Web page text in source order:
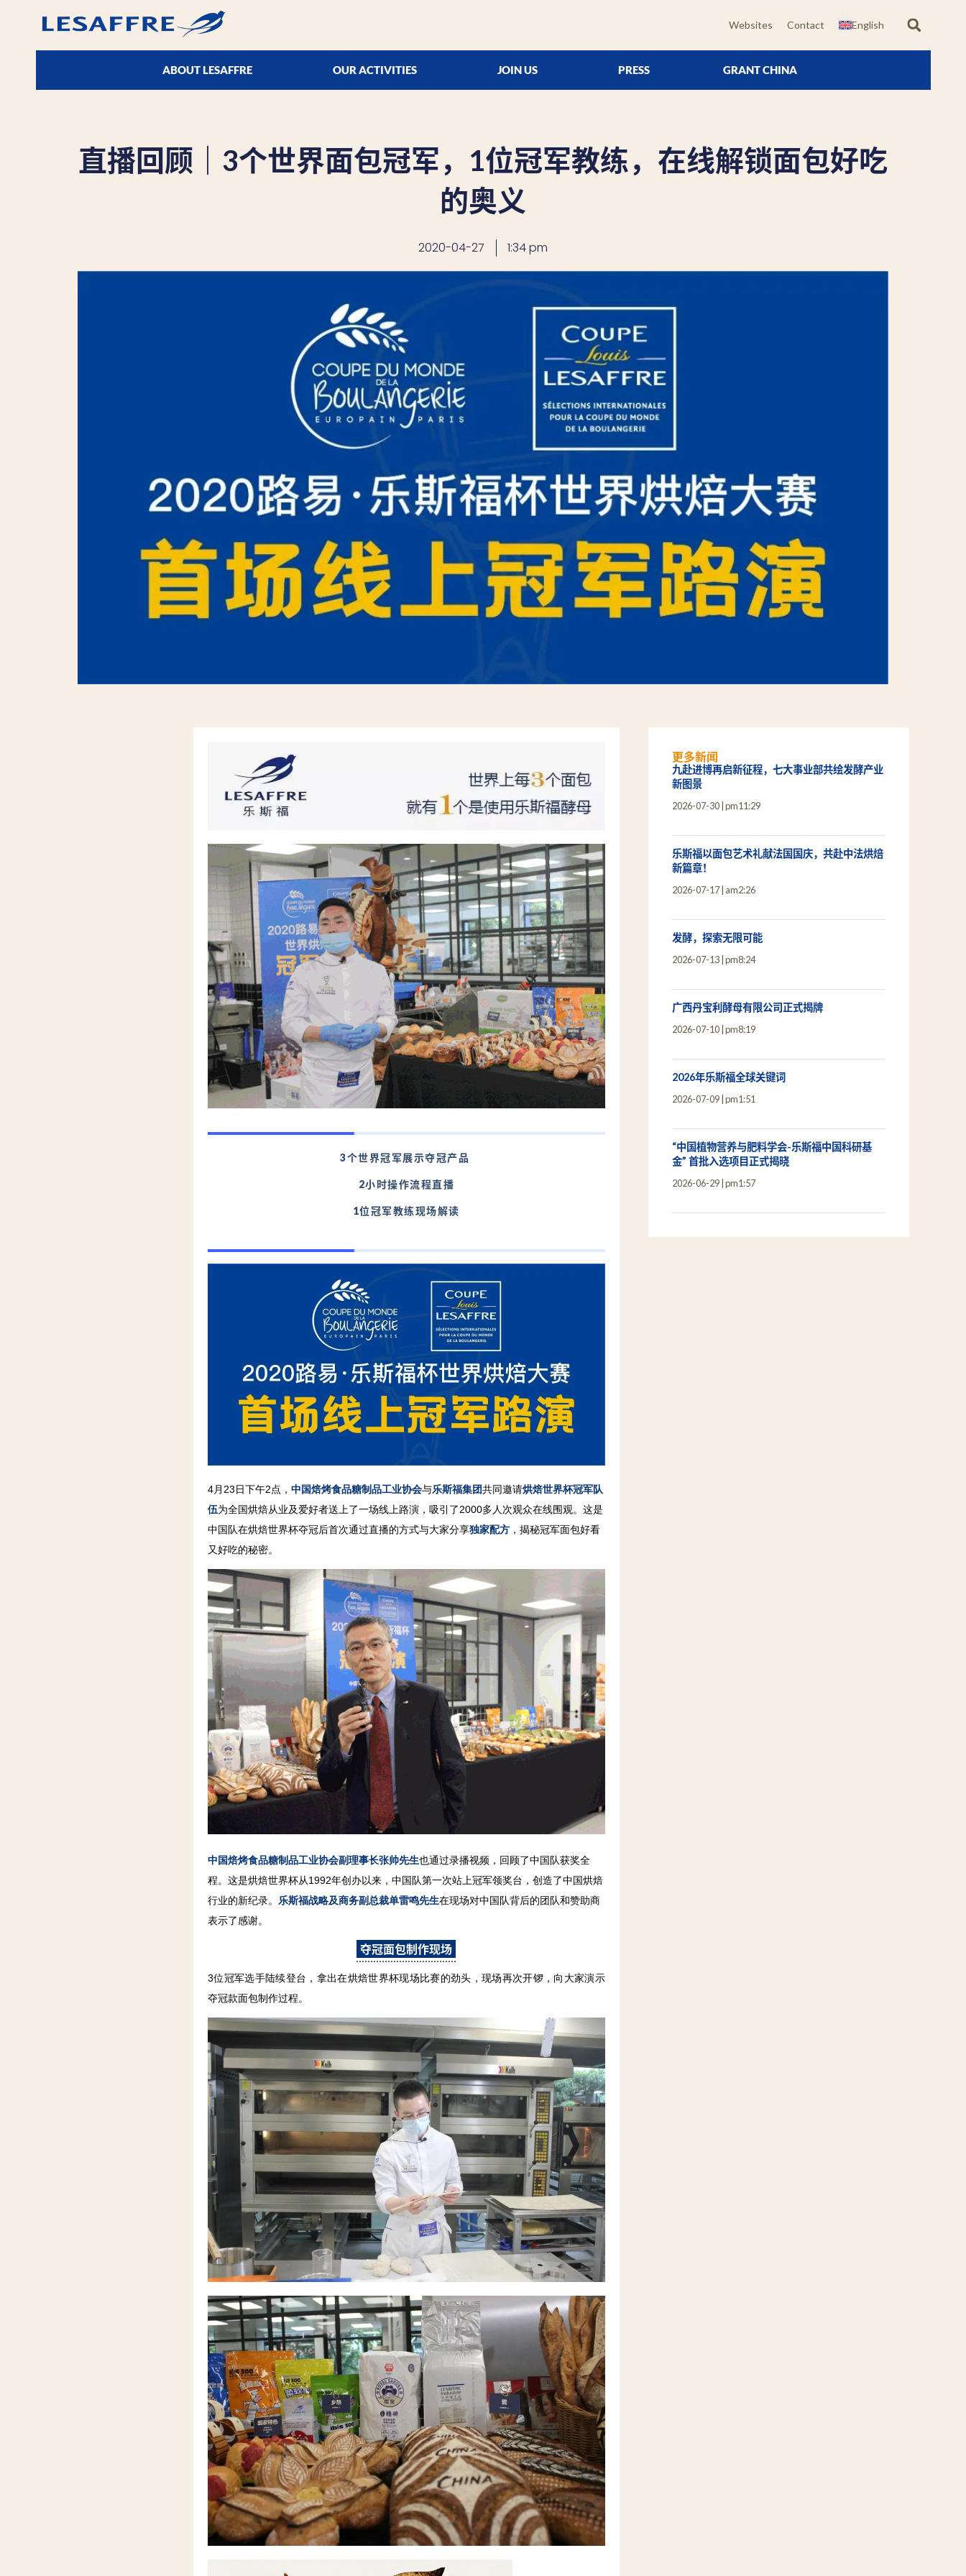
Websites Contact English
ABOUT LESAFFRE OUR ACTIVITIES JOIN US PRESS GRANT CHINA
直播回顾｜3个世界面包冠军，1位冠军教练，在线解锁面包好吃
的奥义
2020-04-27 1:34 pm
3个世界冠军展示夺冠产品
2小时操作流程直播
1位冠军教练现场解读
4月23日下午2点，中国焙烤食品糖制品工业协会与乐斯福集团共同邀请烘焙世界杯冠军队
伍为全国烘焙从业及爱好者送上了一场线上路演，吸引了2000多人次观众在线围观。这是
中国队在烘焙世界杯夺冠后首次通过直播的方式与大家分享独家配方 ，揭秘冠军面包好看
又好吃的秘密。
中国焙烤食品糖制品工业协会副理事长张帅先生也通过录播视频，回顾了中国队获奖全
程。这是烘焙世界杯从1992年创办以来，中国队第一次站上冠军领奖台，创造了中国烘焙
行业的新纪录。 乐斯福战略及商务副总裁单雷鸣先生在现场对中国队背后的团队和赞助商
表示了感谢。
夺冠面包制作现场
3位冠军选手陆续登台，拿出在烘焙世界杯现场比赛的劲头，现场再次开锣，向大家演示
夺冠款面包制作过程。
更多新闻
九赴进博再启新征程，七大事业部共绘发酵产业
新图景
2026-07-30 pm11:29
乐斯福以面包艺术礼献法国国庆，共赴中法烘焙
新篇章！
2026-07-17 am2:26
发酵，探索无限可能
2026-07-13 pm8:24
广西丹宝利酵母有限公司正式揭牌
2026-07-10 pm8:19
2026年乐斯福全球关键词
2026-07-09 pm1:51
“中国植物营养与肥料学会-乐斯福中国科研基
金” 首批入选项目正式揭晓
2026-06-29 pm1:57